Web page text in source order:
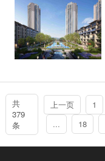
共
379
条
上一页 1
...
18